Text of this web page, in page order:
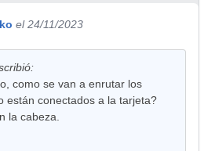
el 24/11/2023
como se van a enrutar los
están conectados a la tarjeta?
la cabeza.